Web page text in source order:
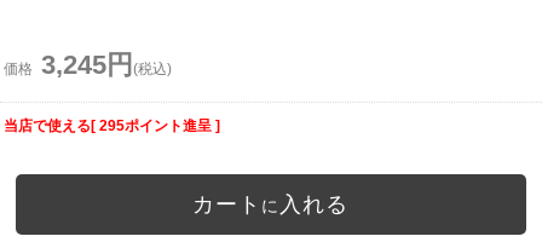
価格 3,245円 (税込)
当店で使える[ 295ポイント進呈 ]
カート に 入れる